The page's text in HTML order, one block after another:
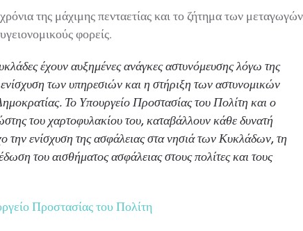
της μάχιμης πενταετίας και το ζήτημα των μεταγωγών
φορείς.
έχουν αυξημένες ανάγκες αστυνόμευσης λόγω της
των υπηρεσιών και η στήριξη των αστυνομικών
Το Υπουργείο Προστασίας του Πολίτη και ο
του χαρτοφυλακίου του, καταβάλλουν κάθε δυνατή
ενίσχυση της ασφάλειας στα νησιά των Κυκλάδων, τη
του αισθήματος ασφάλειας στους πολίτες και τους
Προστασίας του Πολίτη